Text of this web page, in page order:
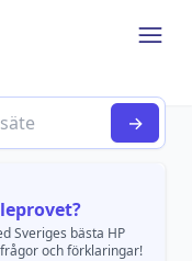
→
Sveriges bästa HP
och förklaringar!